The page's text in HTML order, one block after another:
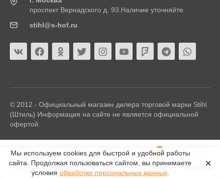
проспект Вернадского д. 93.Наличие уточняйте.
stihl@s-hof.ru
© 2012 - Официальный магазин дилера торговой марки Stihl
(Штиль) Информация на сайте не является официальной
офертой.
Мы используем cookies для быстрой и удобной работы
сайта. Продолжая пользоваться сайтом, вы принимаете
условия обработки персональных данных.
Главная Каталог Поиск Корзина Профиль